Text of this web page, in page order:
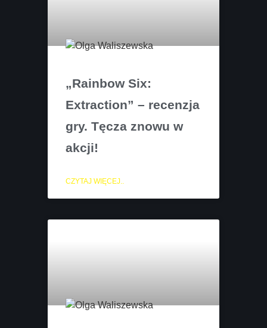
„Rainbow Six:
Extraction” – recenzja
gry. Tęcza znowu w
akcji!
CZYTAJ WIĘCEJ..